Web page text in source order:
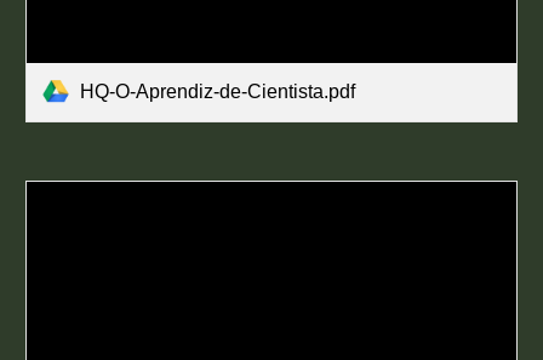
HQ-O-Aprendiz-de-Cientista.pdf